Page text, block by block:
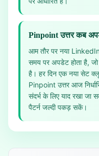
Pinpoint उत्तर कब
आम तौर पर नया LinkedIn
समय पर अपडेट होता है,
है। हर दिन एक नया सेट
Pinpoint उत्तर आज
संदर्भ के लिए याद रखा जा
पैटर्न जल्दी पकड़ सकें।